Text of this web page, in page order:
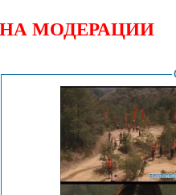
НА МОДЕРАЦИИ